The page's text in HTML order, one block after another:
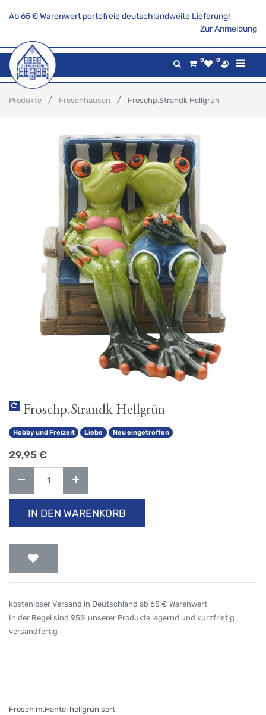
Ab 65 € Warenwert portofreie deutschlandweite Lieferung!
Zur Anmeldung
0 0
Produkte Froschhausen Froschp.Strandk Hellgrün
Froschp.Strandk Hellgrün
Hobby und Freizeit Liebe Neu eingetroffen
29,95 €
IN DEN WARENKORB
kostenloser Versand in Deutschland ab 65 € Warenwert
In der Regel sind 95% unserer Produkte lagernd und kurzfristig
versandfertig
Frosch m.Hantel hellgrün sort